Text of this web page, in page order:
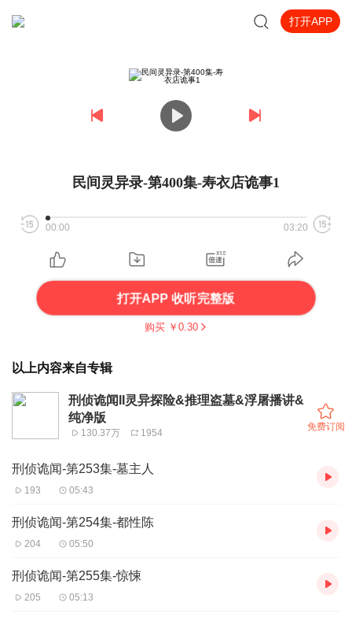
打开APP
民间灵异录-第400集-寿衣店诡事1
00:00 03:20
打开APP 收听完整版
购买 ￥ 0.30
以上内容来自专辑
刑侦诡闻II灵异探险&推理盗墓&浮屠播讲&
纯净版
130.37万 1954
免费订阅
刑侦诡闻-第253集-墓主人
193 05:43
刑侦诡闻-第254集-都性陈
204 05:50
刑侦诡闻-第255集-惊悚
205 05:13